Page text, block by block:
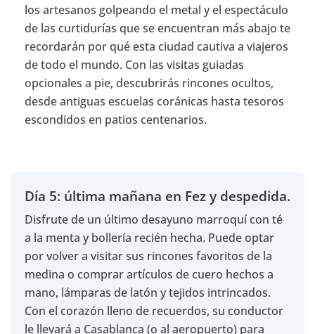
los artesanos golpeando el metal y el espectáculo
de las curtidurías que se encuentran más abajo te
recordarán por qué esta ciudad cautiva a viajeros
de todo el mundo. Con las visitas guiadas
opcionales a pie, descubrirás rincones ocultos,
desde antiguas escuelas coránicas hasta tesoros
escondidos en patios centenarios.
Día 5: última mañana en Fez y despedida.
Disfrute de un último desayuno marroquí con té
a la menta y bollería recién hecha. Puede optar
por volver a visitar sus rincones favoritos de la
medina o comprar artículos de cuero hechos a
mano, lámparas de latón y tejidos intrincados.
Con el corazón lleno de recuerdos, su conductor
le llevará a Casablanca (o al aeropuerto) para